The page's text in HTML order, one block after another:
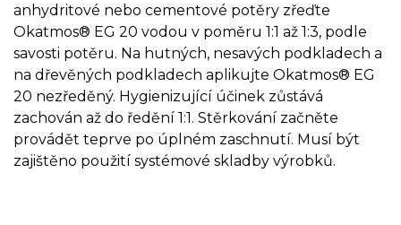
anhydritové nebo cementové potěry zřeďte
Okatmos® EG 20 vodou v poměru 1:1 až 1:3, podle
savosti potěru. Na hutných, nesavých podkladech a
na dřevěných podkladech aplikujte Okatmos® EG
20 nezředěný. Hygienizující účinek zůstává
zachován až do ředění 1:1. Stěrkování začněte
provádět teprve po úplném zaschnutí. Musí být
zajištěno použití systémové skladby výrobků.